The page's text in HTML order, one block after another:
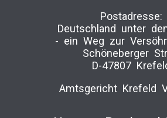
Postadresse:
Deutschland unter
-­ ein Weg zur
Schöneberger
D-47807
Amtsgericht Krefeld